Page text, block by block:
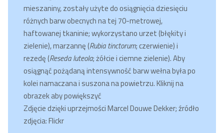
mieszaniny, zostały użyte do osiągnięcia dziesięciu
różnych barw obecnych na tej 70-metrowej,
haftowanej tkaninie; wykorzystano urzet (błękity i
zielenie), marzannę (Rubia tinctorum; czerwienie) i
rezedę (Reseda luteola; żółcie i ciemne zielenie). Aby
osiągnąć pożądaną intensywność barw wełna była po
kolei namaczana i suszona na powietrzu. Kliknij na
obrazek aby powiększyć
Zdjęcie dzięki uprzejmości Marcel Douwe Dekker; źródło
zdjęcia: Flickr